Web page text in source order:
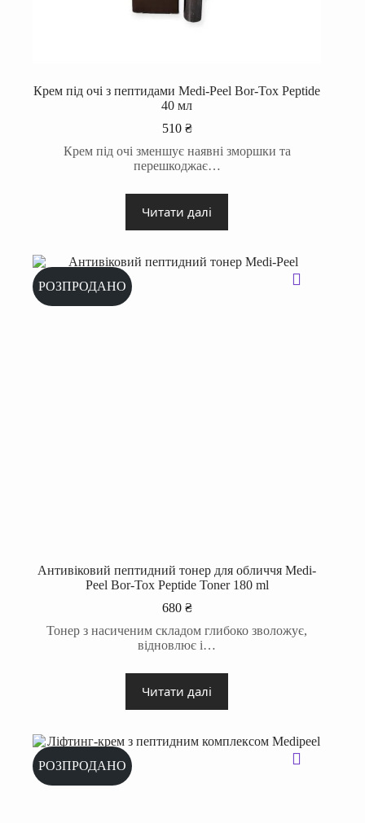
Крем під очі з пептидами Medi-Peel Bor-Tox Peptide
40 мл
510 ₴
Крем під очі зменшує наявні зморшки та
перешкоджає…
Читати далі
РОЗПРОДАНО
Антивіковий пептидний тонер для обличчя Medi-
Peel Bor-Tox Peptide Toner 180 ml
680 ₴
Тонер з насиченим складом глибоко зволожує,
відновлює і…
Читати далі
РОЗПРОДАНО